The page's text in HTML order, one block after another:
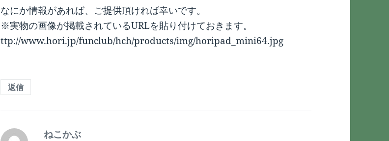
なにか情報があれば、ご提供頂ければ幸いです。
※実物の画像が掲載されているURLを貼り付けておきます。
ttp://www.hori.jp/funclub/hch/products/img/horipad_mini64.jpg
返信
ねこかぶ